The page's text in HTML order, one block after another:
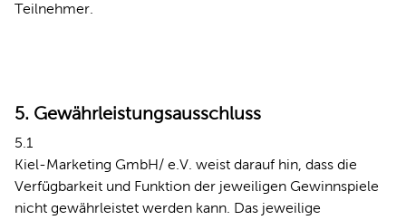
Teilnehmer.
5. Gewährleistungsausschluss
5.1
Kiel-Marketing GmbH/ e.V. weist darauf hin, dass die
Verfügbarkeit und Funktion der jeweiligen Gewinnspiele
nicht gewährleistet werden kann. Das jeweilige